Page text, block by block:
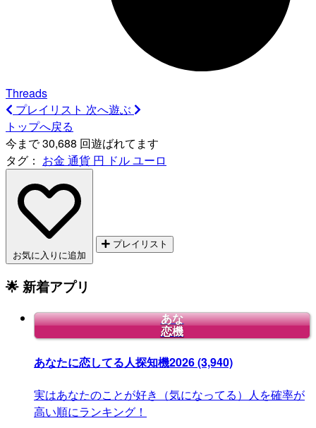
Threads
プレイリスト 次へ遊ぶ
トップへ戻る
今まで 30,688 回遊ばれてます
タグ： お金 通貨 円 ドルユーロ
お気に入りに追加
プレイリスト
🌟 新着アプリ
あな
恋機
あなたに恋してる人探知機2026(3,940)
実はあなたのことが好き（気になってる）人を確率が
高い順にランキング！